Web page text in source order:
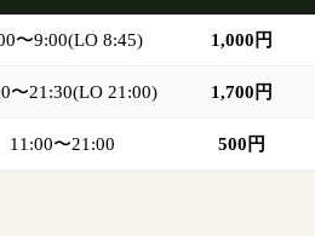
〜9:00(LO 8:45) 1,000円
〜21:30(LO 21:00) 1,700円
11:00〜21:00 500円